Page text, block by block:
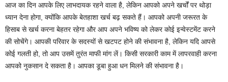
आज का दिन आपके लिए लाभदायक रहने वाला है, लेकिन आपको अपने खर्चों पर थोड़ा
ध्यान देना होगा, क्योंकि आपके बेतहाशा खर्च बढ़ सकते हैं। आपको अपनी जरूरत के
हिसाब से खर्च करना बेहतर रहेगा और आप अपने भविष्य को लेकर कोई इन्वेस्टमेंट करने
की सोचेंगे। आपकी परिवार के सदस्यों से खटपट होने की संभावना है, लेकिन यदि आपसे
कोई गलती हो, तो आप उसमें तुरंत माफी मांग लें। किसी सरकारी काम में लापरवाही करना
आपको नुकसान दे सकता है। आपका डूबा हुआ धन मिलने की संभावना है।